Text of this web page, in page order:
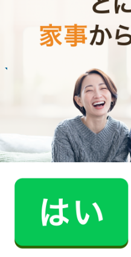
30代 共働き 子育て中
普段できない時間を過ごすこ
とても充実しました。
大和市で働く家